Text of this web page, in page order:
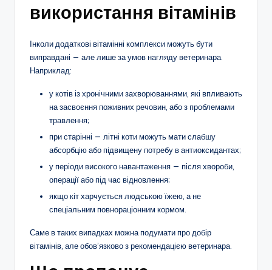
використання вітамінів
Інколи додаткові вітамінні комплекси можуть бути
виправдані — але лише за умов нагляду ветеринара.
Наприклад:
у котів із хронічними захворюваннями, які впливають
на засвоєння поживних речовин, або з проблемами
травлення;
при старінні — літні коти можуть мати слабшу
абсорбцію або підвищену потребу в антиоксидантах;
у періоди високого навантаження — після хвороби,
операції або під час відновлення;
якщо кіт харчується людською їжею, а не
спеціальним повнораціонним кормом.
Саме в таких випадках можна подумати про добір
вітамінів, але обов’язково з рекомендацією ветеринара.